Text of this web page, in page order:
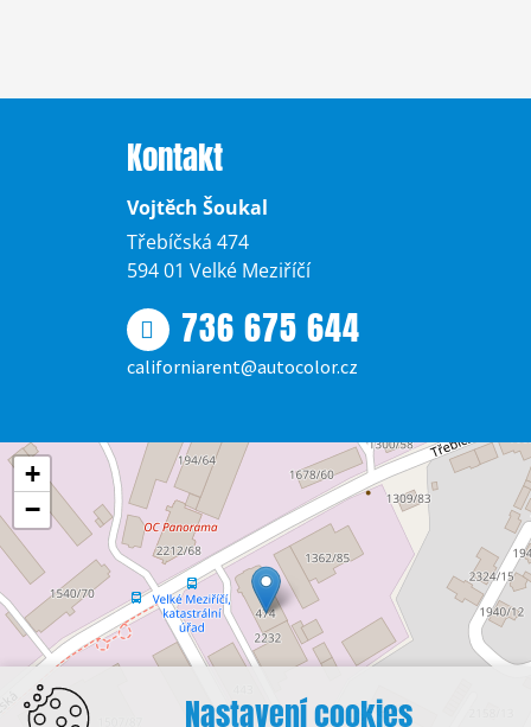
Kontakt
Vojtěch Šoukal
Třebíčská 474
594 01 Velké Meziříčí
736 675 644
californiarent@autocolor.cz
+
−
Nastavení cookies